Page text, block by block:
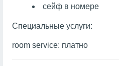
сейф в номере
Специальные услуги:
room service: платно